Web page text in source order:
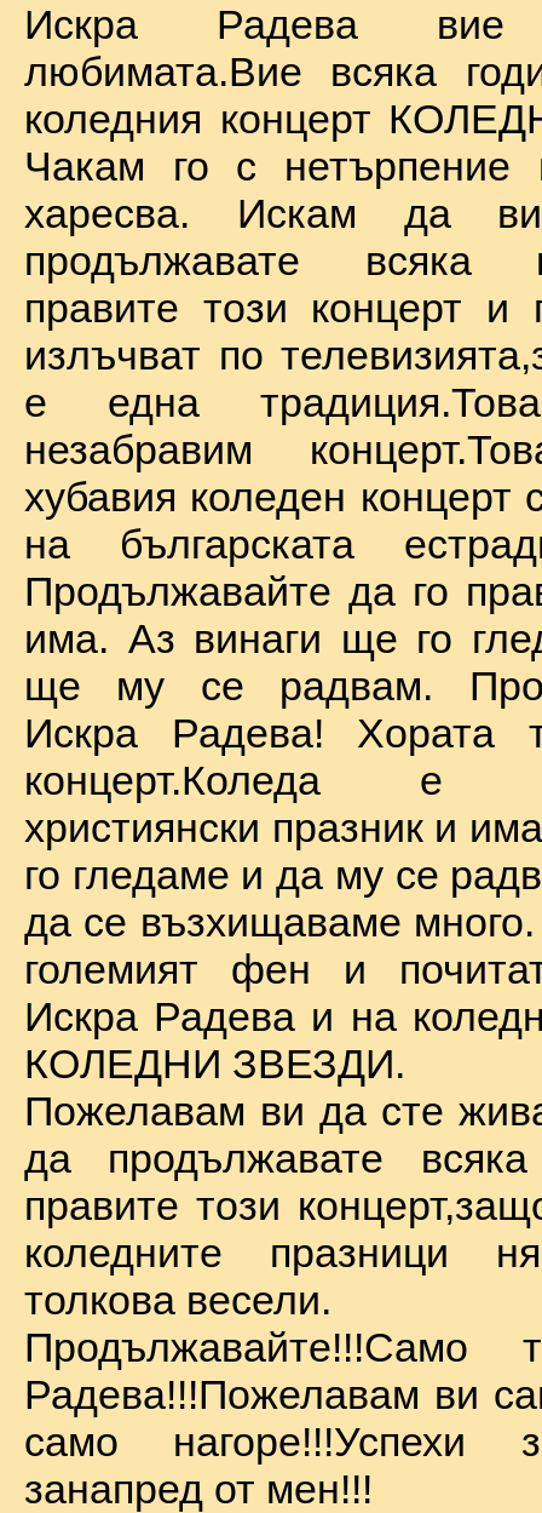
Искра Радева
любимата.Вие всяка
коледния концерт
Чакам го с
харесва. Искам да
продължавате всяка
правите този концерт и
излъчват по
е една
незабравим
хубавия коледен концерт
на българската
Продължавайте да го
има. Аз винаги ще го
ще му се радвам.
Искра Радева! Хората
концерт.Коледа е
християнски празник и
го гледаме и да му се
да се възхищаваме
големият фен и
Искра Радева и на
КОЛЕДНИ ЗВЕЗДИ.
Пожелавам ви да сте
да продължавате
правите този
коледните празници
толкова весели.
Продължавайте!!!Само
Радева!!!Пожелавам ви
само
занапред от мен!!!